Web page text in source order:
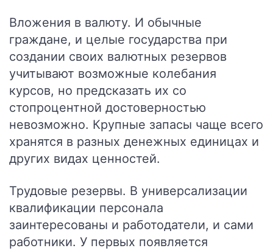
Вложения в валюту. И обычные
граждане, и целые государства при
создании своих валютных резервов
учитывают возможные колебания
курсов, но предсказать их со
стопроцентной достоверностью
невозможно. Крупные запасы чаще всего
хранятся в разных денежных единицах и
других видах ценностей.
Трудовые резервы. В универсализации
квалификации персонала
заинтересованы и работодатели, и сами
работники. У первых появляется